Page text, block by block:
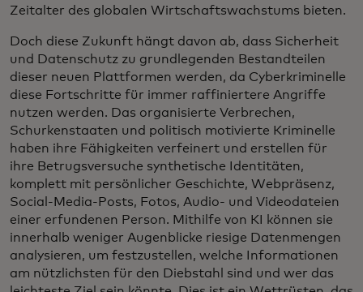
Zeitalter des globalen Wirtschaftswachstums bieten.
Doch diese Zukunft hängt davon ab, dass Sicherheit
und Datenschutz zu grundlegenden Bestandteilen
dieser neuen Plattformen werden, da Cyberkriminelle
diese Fortschritte für immer raffiniertere Angriffe
nutzen werden. Das organisierte Verbrechen,
Schurkenstaaten und politisch motivierte Kriminelle
haben ihre Fähigkeiten verfeinert und erstellen für
ihre Betrugsversuche synthetische Identitäten,
komplett mit persönlicher Geschichte, Webpräsenz,
Social-Media-Posts, Fotos, Audio- und Videodateien
einer erfundenen Person. Mithilfe von KI können sie
innerhalb weniger Augenblicke riesige Datenmengen
analysieren, um festzustellen, welche Informationen
am nützlichsten für den Diebstahl sind und wer das